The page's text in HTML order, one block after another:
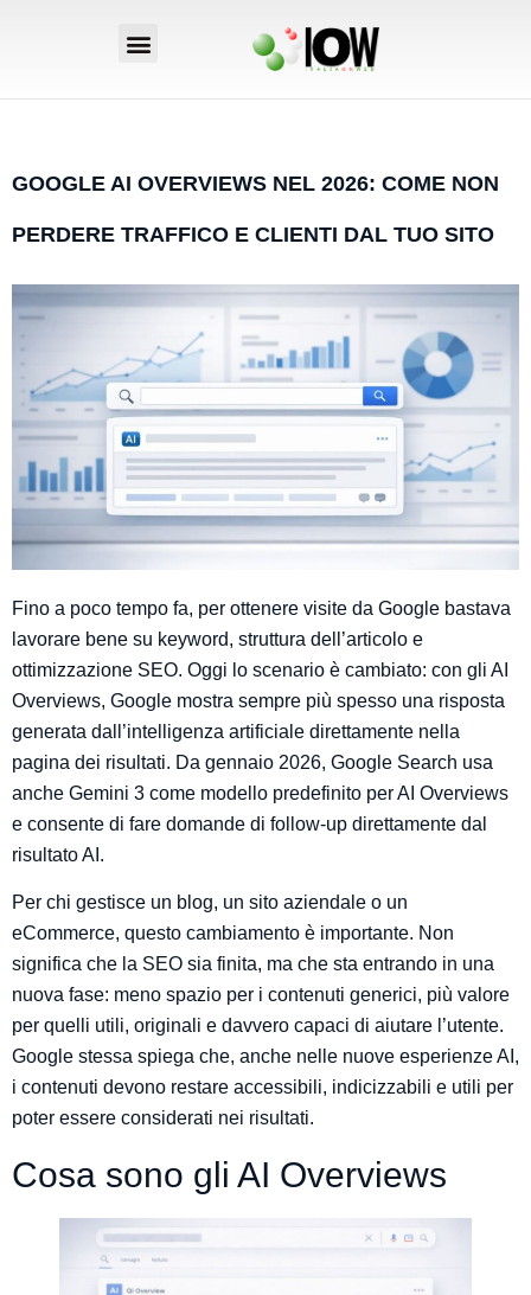
GOOGLE AI OVERVIEWS NEL 2026: COME NON
PERDERE TRAFFICO E CLIENTI DAL TUO SITO
Fino a poco tempo fa, per ottenere visite da Google bastava
lavorare bene su keyword, struttura dell’articolo e
ottimizzazione SEO. Oggi lo scenario è cambiato: con gli AI
Overviews, Google mostra sempre più spesso una risposta
generata dall’intelligenza artificiale direttamente nella
pagina dei risultati. Da gennaio 2026, Google Search usa
anche Gemini 3 come modello predefinito per AI Overviews
e consente di fare domande di follow-up direttamente dal
risultato AI.
Per chi gestisce un blog, un sito aziendale o un
eCommerce, questo cambiamento è importante. Non
significa che la SEO sia finita, ma che sta entrando in una
nuova fase: meno spazio per i contenuti generici, più valore
per quelli utili, originali e davvero capaci di aiutare l’utente.
Google stessa spiega che, anche nelle nuove esperienze AI,
i contenuti devono restare accessibili, indicizzabili e utili per
poter essere considerati nei risultati.
Cosa sono gli AI Overviews